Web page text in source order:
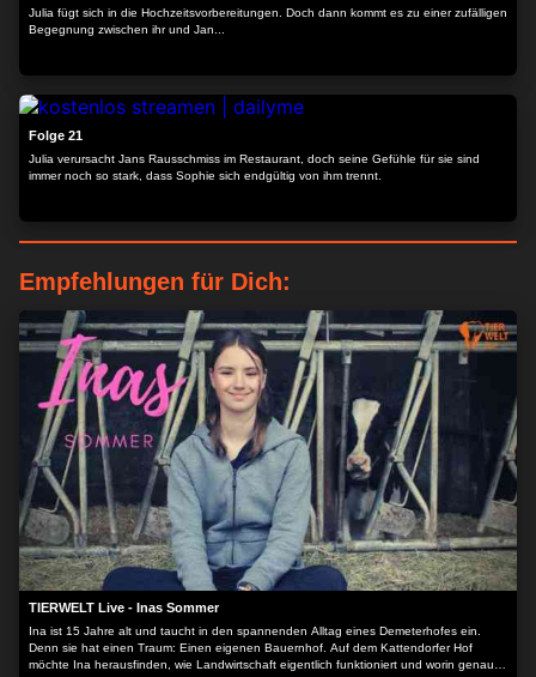
Julia fügt sich in die Hochzeitsvorbereitungen. Doch dann kommt es zu einer zufälligen
Begegnung zwischen ihr und Jan...
Folge 21
Julia verursacht Jans Rausschmiss im Restaurant, doch seine Gefühle für sie sind
immer noch so stark, dass Sophie sich endgültig von ihm trennt.
Empfehlungen für Dich:
TIERWELT Live - Inas Sommer
Ina ist 15 Jahre alt und taucht in den spannenden Alltag eines Demeterhofes ein.
Denn sie hat einen Traum: Einen eigenen Bauernhof. Auf dem Kattendorfer Hof
möchte Ina herausfinden, wie Landwirtschaft eigentlich funktioniert und worin genau